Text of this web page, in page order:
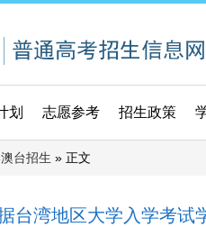
划 志愿参考 招生政策
台招生 » 正文
台湾地区大学入学考